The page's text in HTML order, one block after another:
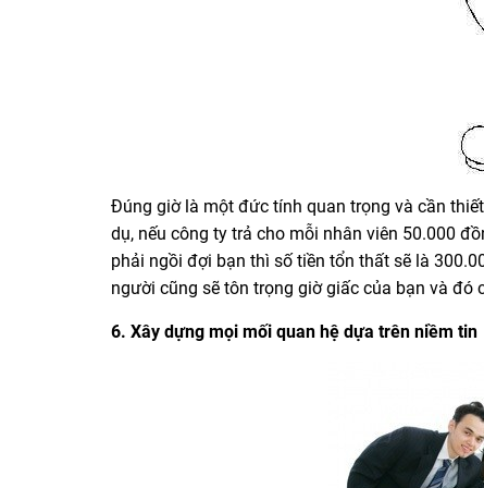
Đúng giờ là một đức tính quan trọng và cần
dụ, nếu công ty trả cho mỗi nhân viên 50.000
phải ngồi đợi bạn thì số tiền tổn thất sẽ là
người cũng sẽ tôn trọng giờ giấc của bạn và đó
6. Xây dựng mọi mối quan hệ dựa trên niềm tin